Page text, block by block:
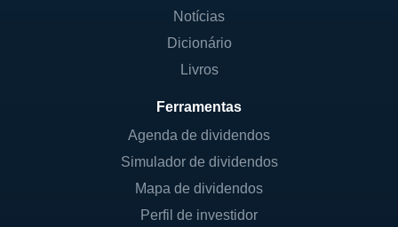
Notícias
Dicionário
Livros
Ferramentas
Agenda de dividendos
Simulador de dividendos
Mapa de dividendos
Perfil de investidor